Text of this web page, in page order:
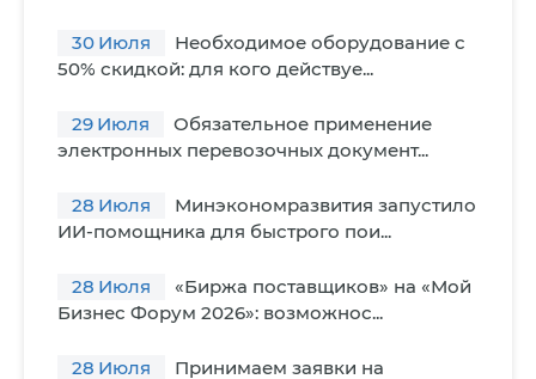
30 Июля
Необходимое оборудование с
50% скидкой: для кого действуе...
29 Июля
Обязательное применение
электронных перевозочных документ...
28 Июля
Минэкономразвития запустило
ИИ-помощника для быстрого пои...
28 Июля
«Биржа поставщиков» на «Мой
Бизнес Форум 2026»: возможнос...
28 Июля
Принимаем заявки на